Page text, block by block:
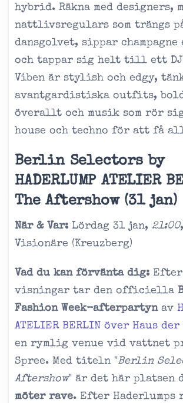
hybrid. Räkna med designers,
nattlivsregulars som trängs
dansgolvet, sippar champagne
och tappar sig helt till ett
Viben är stylish och edgy,
avantgardistiska outfits, bold
överallt och musik som rör
house och techno för att få
Berlin Selectors by
HADERLUMP ATELIER
The Aftershow (31 jan)
När & Var: Lördag 31 jan, 21:00
Visionäre (Kreuzberg)
Vad du kan förvänta dig: Efter
visningar tar den officiella
Fashion Week-afterpartynav
ATELIER BERLIN över Haus
en rymlig venue vid vattnet
Spree. Med titeln "Berlin
Aftershow" är det här platsen
möter rave. Efter Haderlumps